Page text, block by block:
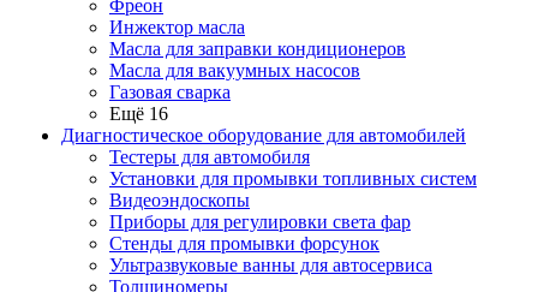
Фреон
Инжектор масла
Масла для заправки кондиционеров
Масла для вакуумных насосов
Газовая сварка
Ещё 16
Диагностическое оборудование для автомобилей
Тестеры для автомобиля
Установки для промывки топливных систем
Видеоэндоскопы
Приборы для регулировки света фар
Стенды для промывки форсунок
Ультразвуковые ванны для автосервиса
Толщиномеры